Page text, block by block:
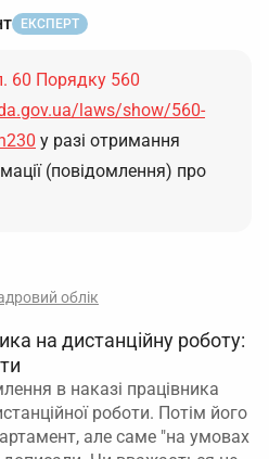
ЕКСПЕРТ
60 Порядку 560
laws/show/560-
у разі отримання
(повідомлення) про
облік
на дистанційну роботу:
в наказі працівника
роботи. Потім його
але саме "на умовах